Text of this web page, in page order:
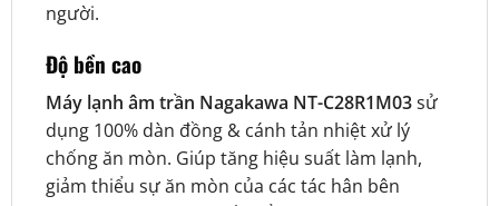
người.
Độ bền cao
Máy lạnh âm trần Nagakawa NT-C28R1M03sử
dụng 100% dàn đồng & cánh tản nhiệt xử lý
chống ăn mòn. Giúp tăng hiệu suất làm lạnh,
giảm thiểu sự ăn mòn của các tác hân bên